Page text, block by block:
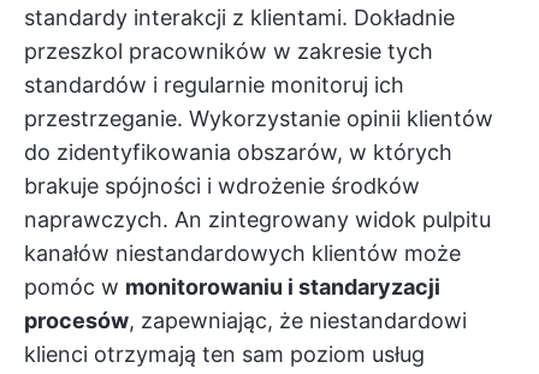
standardy interakcji z klientami. Dokładnie
przeszkol pracowników w zakresie tych
standardów i regularnie monitoruj ich
przestrzeganie. Wykorzystanie opinii klientów
do zidentyfikowania obszarów, w których
brakuje spójności i wdrożenie środków
naprawczych. An zintegrowany widok pulpitu
kanałów niestandardowych klientów może
pomóc w monitorowaniu i standaryzacji
procesów, zapewniając, że niestandardowi
klienci otrzymają ten sam poziom usług